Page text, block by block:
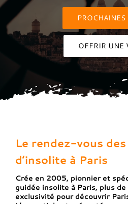
PROCHAINES
OFFRIR UNE
Le rendez-vous
d’insolite à Paris
Crée en 2005, pionnier et
guidée insolite à Paris, plus
exclusivité pour découvrir